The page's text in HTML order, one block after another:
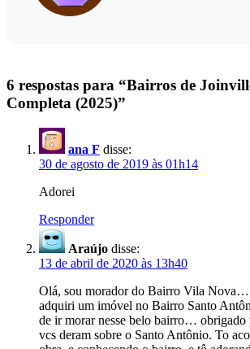
6 respostas para “Bairros de
Completa (2025)”
ana F disse:
30 de agosto de 2019 às 01h14
Adorei
Responder
Araújo disse:
13 de abril de 2020 às 13h40
Olá, sou morador do Bairro Vila Nova…
adquiri um imóvel no Bairro Santo
de ir morar nesse belo bairro… obrigado
vcs deram sobre o Santo Antônio. To